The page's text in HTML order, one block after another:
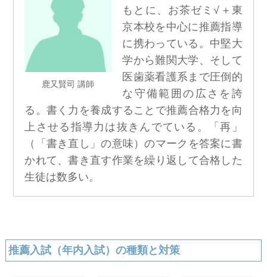
鹿又賢司 講師
もとに、お茶ゼミ√＋東
京本校を中心に推薦指導
に携わっている。中堅大
学から難関大学、そして
医歯薬看護系まで圧倒的
な守備範囲の広さを誇
る。書く力を養成することで推薦合格力を向
上させる指導力は抜きんでている。「再」
（「書き直し」の意味）のマークを答案に書
かれて、書き直す作業を繰り返して合格した
生徒は数多い。
推薦入試（年内入試）の種類と対策